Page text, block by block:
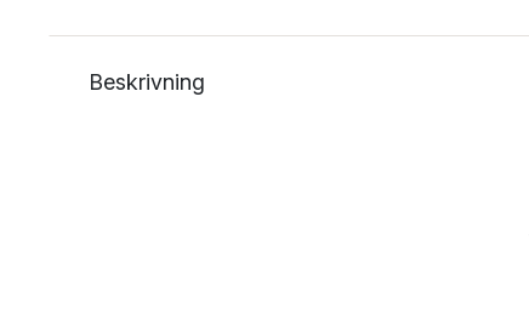
Beskrivning